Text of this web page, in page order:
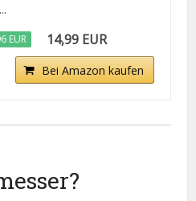
EUR 14,99 EUR
Bei Amazon kaufen